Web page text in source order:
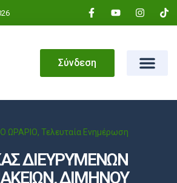
Σύνδεση
ΩΡΑΡΙΟ, Τελευταία Ενημέρωση
ΔΙΕΥΡΥΜΕΝΩΝ
ΔΙΜΗΝΟΥ